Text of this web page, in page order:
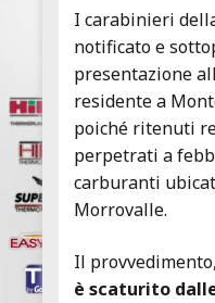
I carabinieri
notificato e
presentazione
residente a
poiché ritenuti
perpetrati a
carburanti
Morrovalle.
Il
è scaturito